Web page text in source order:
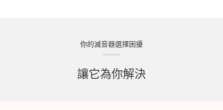
你的滅音器選擇困擾
讓它為你解決